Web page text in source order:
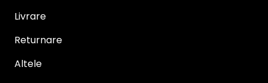
Livrare
Returnare
Altele